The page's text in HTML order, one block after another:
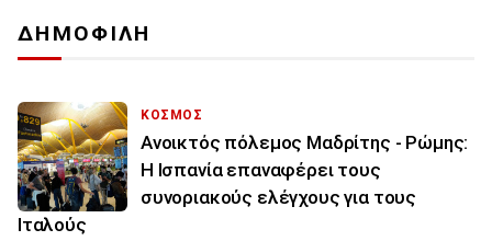
ΔΗΜΟΦΙΛΗ
ΚΟΣΜΟΣ
Ανοικτός πόλεμος Μαδρίτης - Ρώμης:
Η Ισπανία επαναφέρει τους
συνοριακούς ελέγχους για τους
Ιταλούς